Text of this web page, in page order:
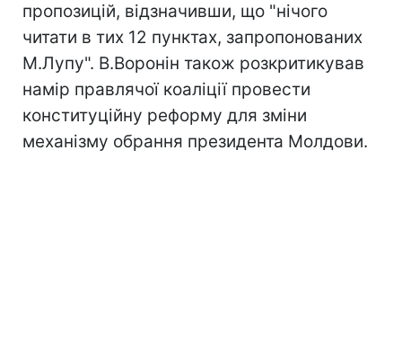
пропозицій, відзначивши, що "нічого
читати в тих 12 пунктах, запропонованих
М.Лупу". В.Воронін також розкритикував
намір правлячої коаліції провести
конституційну реформу для зміни
механізму обрання президента Молдови.